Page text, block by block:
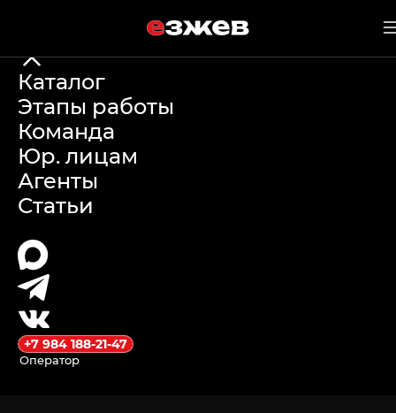
23 мая 2026 г.
Какой
китайский
электромобиль
выбрать в 2026
году: цены и
модели
езжев
Каталог
Этапы работы
Команда
Юр. лицам
Агенты
Статьи
+7 984 188-21-47
Оператор